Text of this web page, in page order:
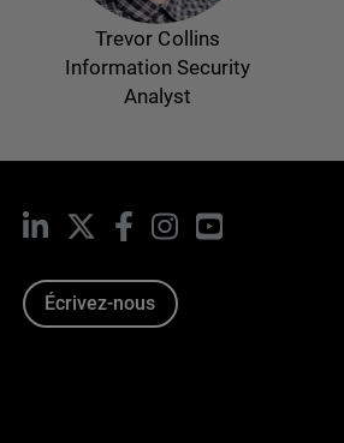
Trevor Collins
Information Security
Analyst
LinkedIn Facebook
InstagramYouTube
Écrivez-nous